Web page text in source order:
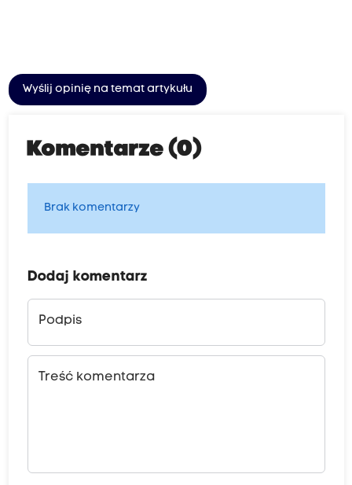
Wyślij opinię na temat artykułu
Komentarze (0)
Brak komentarzy
Dodaj komentarz
Podpis
Treść komentarza